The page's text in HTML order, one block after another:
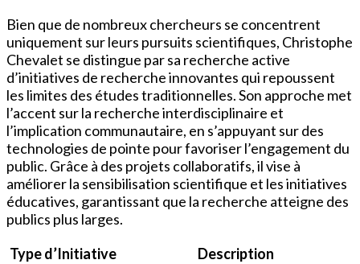
Bien que de nombreux chercheurs se concentrent
uniquement sur leurs pursuits scientifiques, Christophe
Chevalet se distingue par sa recherche active
d’initiatives de recherche innovantes qui repoussent
les limites des études traditionnelles. Son approche met
l’accent sur la recherche interdisciplinaire et
l’implication communautaire, en s’appuyant sur des
technologies de pointe pour favoriser l’engagement du
public. Grâce à des projets collaboratifs, il vise à
améliorer la sensibilisation scientifique et les initiatives
éducatives, garantissant que la recherche atteigne des
publics plus larges.
Type d’Initiative
Description